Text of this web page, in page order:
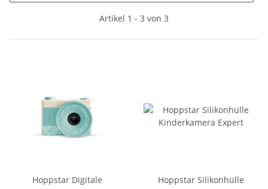
Artikel 1 - 3 von 3
Hoppstar Digitale
Hoppstar Silikonhülle